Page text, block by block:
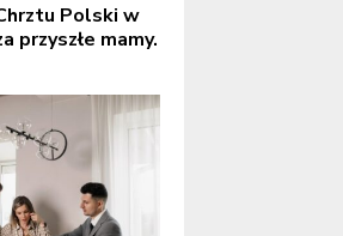
Polski w
przyszłe mamy.